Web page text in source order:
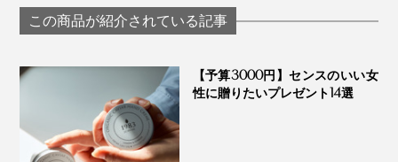
も、この石鹸から、国産シルク復興への道を、いっしょ
に歩きませんか？
『WITH OR WITHOUT』のシルク石鹸は、「コールド
熟成させています。
手間をかけることで、自然派石鹸にはめずらしい、泡立
ちのよさと溶けにくさを両立しているのです。
KEIKO
この商品が紹介されている記事
【予算3000円】センスのいい女
性に贈りたいプレゼント14選